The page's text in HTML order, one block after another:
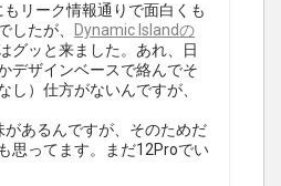
リーク情報通りで面白くも
したが、
Dynamic Islandの
グッと来ました。あれ、日
デザインベースで絡んでそ
し）仕方がないんですが、
あるんですが、そのためだ
思ってます。まだ12Proでい